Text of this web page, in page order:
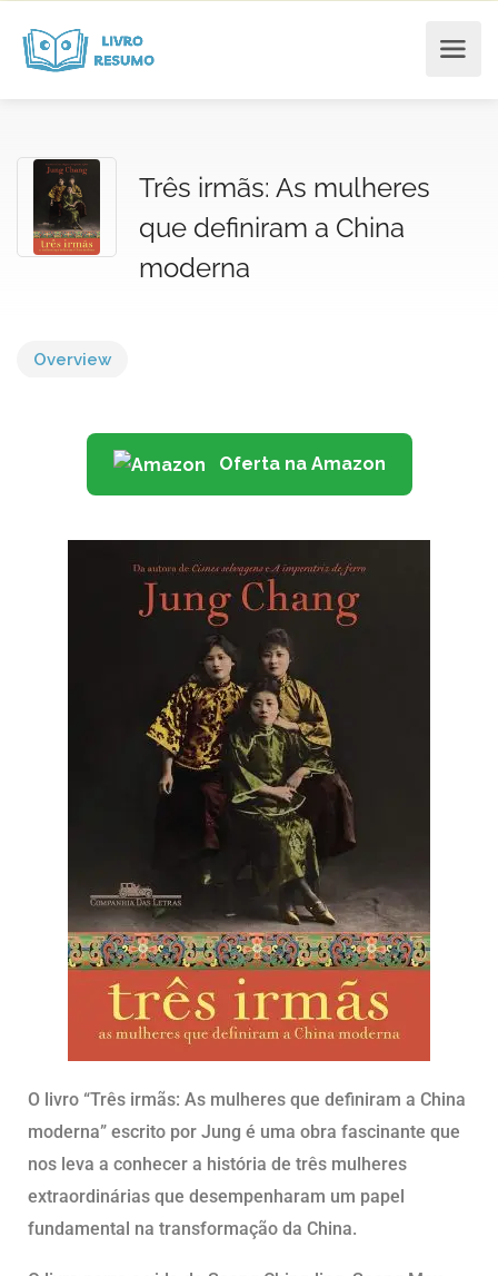
Três irmãs: As mulheres
que definiram a China
moderna
Overview
Oferta na Amazon
O livro “Três irmãs: As mulheres que definiram a China
moderna” escrito por Jung é uma obra fascinante que
nos leva a conhecer a história de três mulheres
extraordinárias que desempenharam um papel
fundamental na transformação da China.